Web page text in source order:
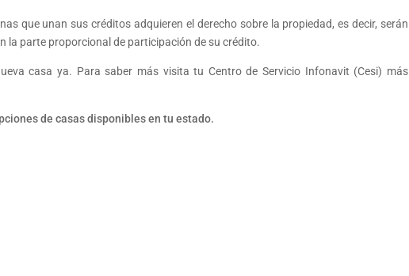
que unan sus créditos adquieren el derecho sobre la propiedad, es decir, serán
la parte proporcional de participación de su crédito.
casa ya. Para saber más visita tu Centro de Servicio Infonavit (Cesi) más
de casas disponibles en tu estado.